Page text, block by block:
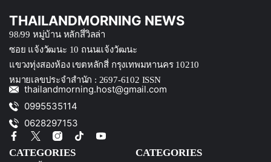
THAILANDMORNING NEWS
98/99 หมู่บ้าน หลักสึ่วิลล่า
ซอย แจ้งวัฒนะ 10 ถนนแจ้งวัฒนะ
แขวงทุ่งสองห้อง เขตหลักสี่ กรุงเทพมหานคร 10210
หมายเลขประจำสำนัก : 2697-6102 ISSN
thailandmorning.host@gmail.com
0995535114
0628297153
CATEGORIES CATEGORIES